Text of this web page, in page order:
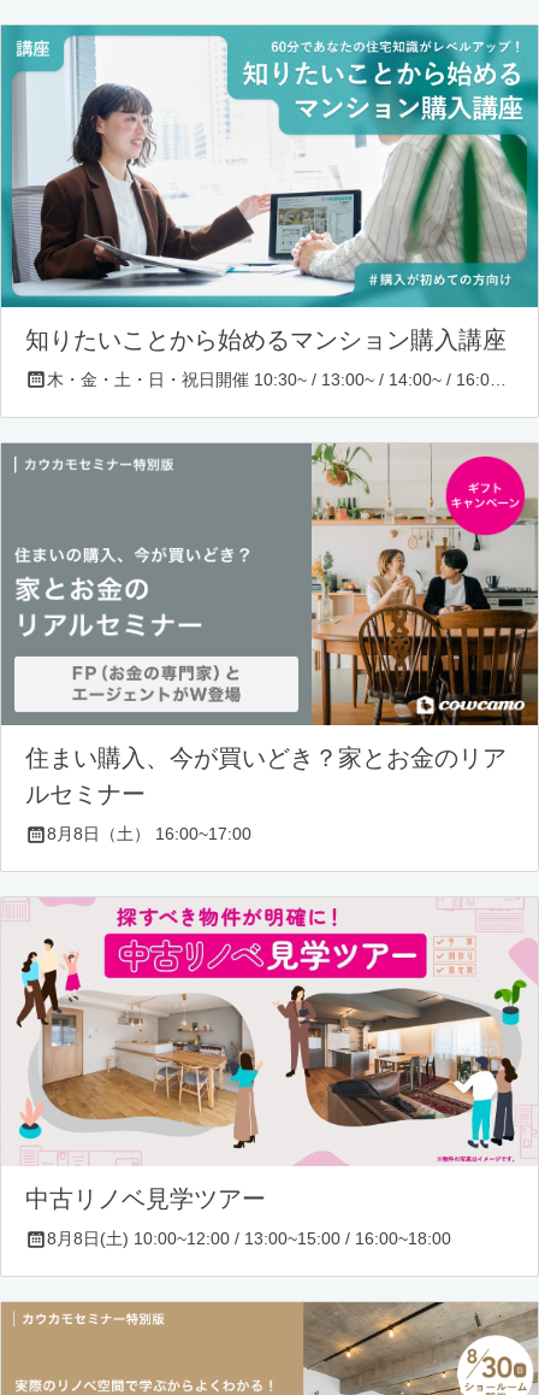
知りたいことから始めるマンション購入講座
住まい購入、今が買いどき？家とお金のリア
ルセミナー
8月8日（土） 16:00~17:00
中古リノベ見学ツアー
8月8日(土) 10:00~12:00 / 13:00~15:00 / 16:00~18:00